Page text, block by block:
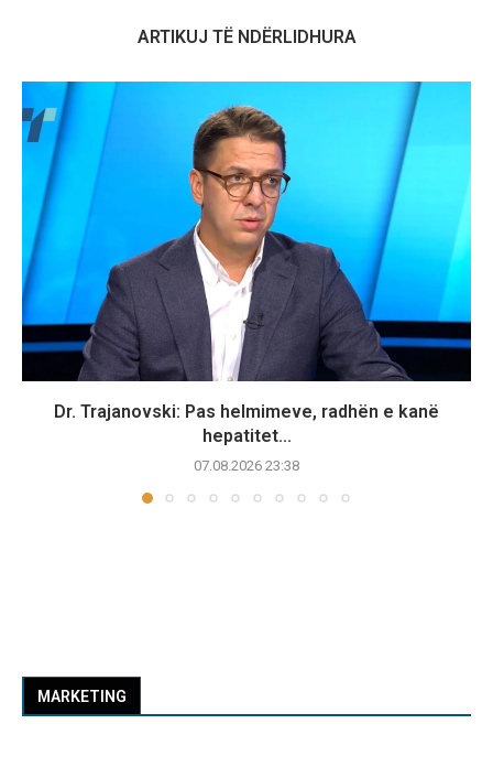
ARTIKUJ TË NDËRLIDHURA
Dr. Trajanovski: Pas helmimeve, radhën e kanë
hepatitet...
07.08.2026 23:38
MARKETING